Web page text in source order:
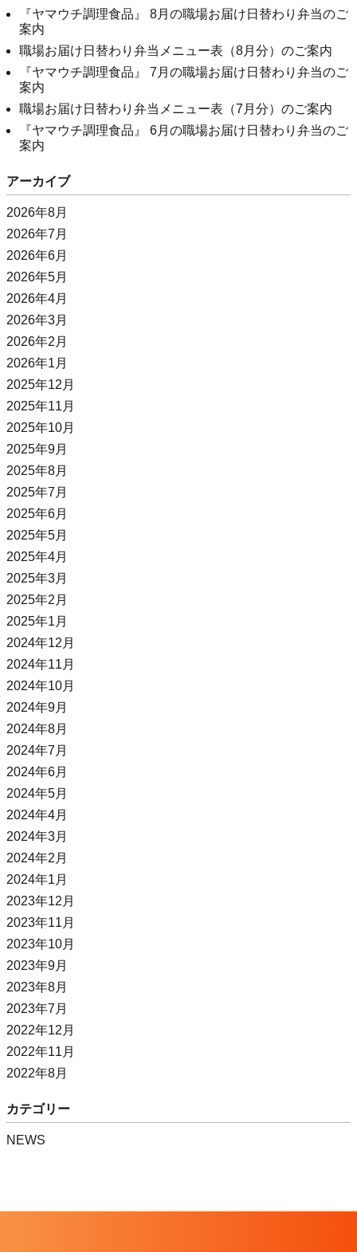
『ヤマウチ調理食品』 8月の職場お届け日替わり弁当のご
案内
職場お届け日替わり弁当メニュー表（8月分）のご案内
『ヤマウチ調理食品』 7月の職場お届け日替わり弁当のご
案内
職場お届け日替わり弁当メニュー表（7月分）のご案内
『ヤマウチ調理食品』 6月の職場お届け日替わり弁当のご
案内
アーカイブ
2026年8月
2026年7月
2026年6月
2026年5月
2026年4月
2026年3月
2026年2月
2026年1月
2025年12月
2025年11月
2025年10月
2025年9月
2025年8月
2025年7月
2025年6月
2025年5月
2025年4月
2025年3月
2025年2月
2025年1月
2024年12月
2024年11月
2024年10月
2024年9月
2024年8月
2024年7月
2024年6月
2024年5月
2024年4月
2024年3月
2024年2月
2024年1月
2023年12月
2023年11月
2023年10月
2023年9月
2023年8月
2023年7月
2022年12月
2022年11月
2022年8月
カテゴリー
NEWS